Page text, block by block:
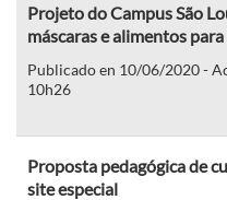
Projeto do Campus São
máscaras e alimentos
Publicado en 10/06/2020 -
10h26
Proposta pedagógica de
site especial